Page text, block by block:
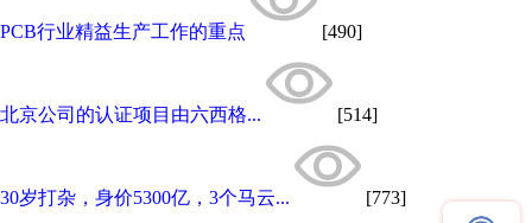
PCB行业精益生产工作的重点 [490]
北京公司的认证项目由六西格... [514]
30岁打杂，身价5300亿，3个马云... [773]